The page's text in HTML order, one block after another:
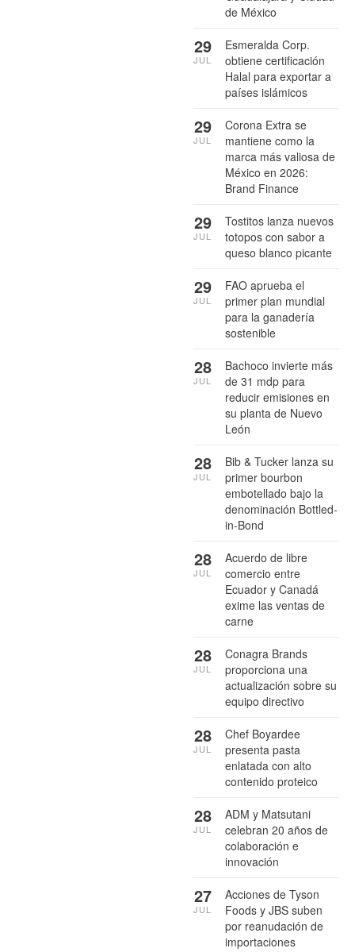
de México
Esmeralda Corp.
obtiene certificación
Halal para exportar a
países islámicos
29
JUL
Corona Extra se
mantiene como la
marca más valiosa de
México en 2026:
Brand Finance
29
JUL
Tostitos lanza nuevos
totopos con sabor a
queso blanco picante
29
JUL
FAO aprueba el
primer plan mundial
para la ganadería
sostenible
29
JUL
Bachoco invierte más
de 31 mdp para
reducir emisiones en
su planta de Nuevo
León
28
JUL
Bib & Tucker lanza su
primer bourbon
embotellado bajo la
denominación Bottled-
in-Bond
28
JUL
Acuerdo de libre
comercio entre
Ecuador y Canadá
exime las ventas de
carne
28
JUL
Conagra Brands
proporciona una
actualización sobre su
equipo directivo
28
JUL
Chef Boyardee
presenta pasta
enlatada con alto
contenido proteico
28
JUL
ADM y Matsutani
celebran 20 años de
colaboración e
innovación
28
JUL
Acciones de Tyson
Foods y JBS suben
por reanudación de
importaciones
27
JUL